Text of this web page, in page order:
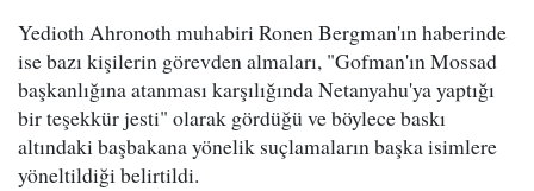
Yedioth Ahronoth muhabiri Ronen Bergman'ın haberinde
ise bazı kişilerin görevden almaları, "Gofman'ın Mossad
başkanlığına atanması karşılığında Netanyahu'ya yaptığı
bir teşekkür jesti" olarak gördüğü ve böylece baskı
altındaki başbakana yönelik suçlamaların başka isimlere
yöneltildiği belirtildi.